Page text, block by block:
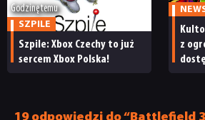
Godzinę temu
SZPILE
Szpile: Xbox Czechy to już
sercem Xbox Polska!
z
19 odpowiedzi do “Battlefield